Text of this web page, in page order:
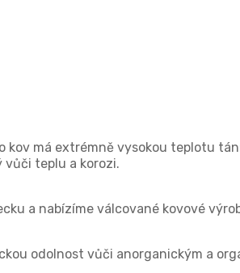
má extrémně vysokou teplotu
teplu a korozi.
a nabízíme válcované kovové
odolnost vůči anorganickým a